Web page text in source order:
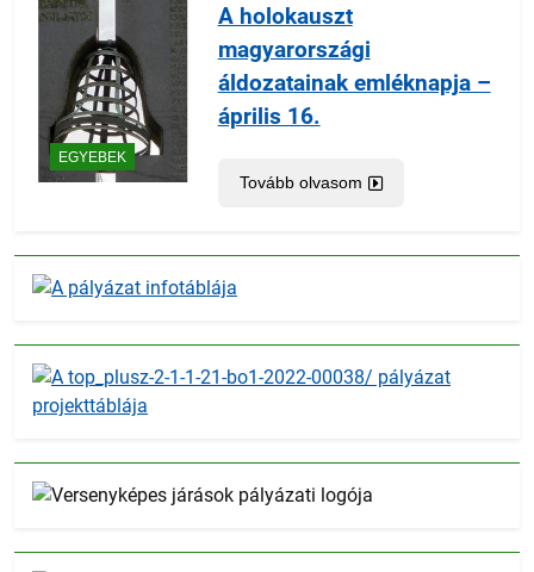
EGYEBEK
A holokauszt
magyarországi
áldozatainak emléknapja –
április 16.
Tovább olvasom